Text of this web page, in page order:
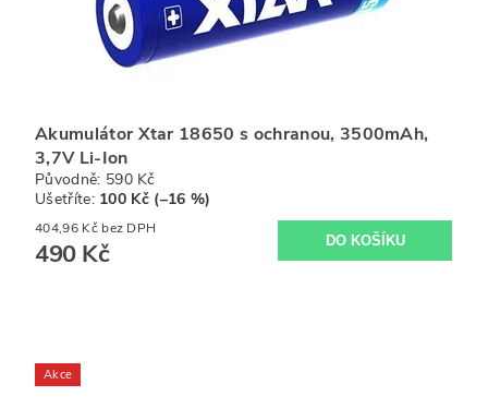
Akumulátor Xtar 18650 s ochranou, 3500mAh,
3,7V Li-Ion
Původně: 590 Kč
Ušetříte: 100 Kč (–16 %)
404,96 Kč bez DPH
490 Kč
Akce